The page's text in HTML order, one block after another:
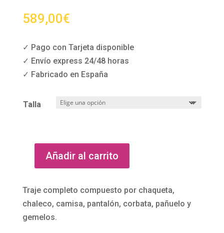
589,00€
✓ Pago con Tarjeta disponible
✓ Envío express 24/48 horas
✓ Fabricado en España
Talla
ceremonia
completo
Havana
Añadir al carrito
Traje completo compuesto por chaqueta,
chaleco, camisa, pantalón, corbata, pañuelo y
gemelos.